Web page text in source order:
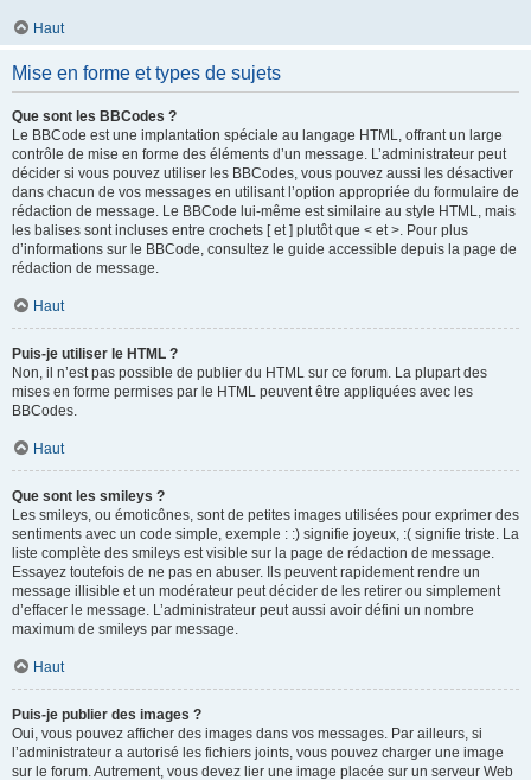
Haut
Mise en forme et types de sujets
Que sont les BBCodes ?
Le BBCode est une implantation spéciale au langage HTML, offrant un large
contrôle de mise en forme des éléments d’un message. L’administrateur peut
décider si vous pouvez utiliser les BBCodes, vous pouvez aussi les désactiver
dans chacun de vos messages en utilisant l’option appropriée du formulaire de
rédaction de message. Le BBCode lui-même est similaire au style HTML, mais
les balises sont incluses entre crochets [ et ] plutôt que < et >. Pour plus
d’informations sur le BBCode, consultez le guide accessible depuis la page de
rédaction de message.
Haut
Puis-je utiliser le HTML ?
Non, il n’est pas possible de publier du HTML sur ce forum. La plupart des
mises en forme permises par le HTML peuvent être appliquées avec les
BBCodes.
Haut
Que sont les smileys ?
Les smileys, ou émoticônes, sont de petites images utilisées pour exprimer des
sentiments avec un code simple, exemple : :) signifie joyeux, :( signifie triste. La
liste complète des smileys est visible sur la page de rédaction de message.
Essayez toutefois de ne pas en abuser. Ils peuvent rapidement rendre un
message illisible et un modérateur peut décider de les retirer ou simplement
d’effacer le message. L’administrateur peut aussi avoir défini un nombre
maximum de smileys par message.
Haut
Puis-je publier des images ?
Oui, vous pouvez afficher des images dans vos messages. Par ailleurs, si
l’administrateur a autorisé les fichiers joints, vous pouvez charger une image
sur le forum. Autrement, vous devez lier une image placée sur un serveur Web